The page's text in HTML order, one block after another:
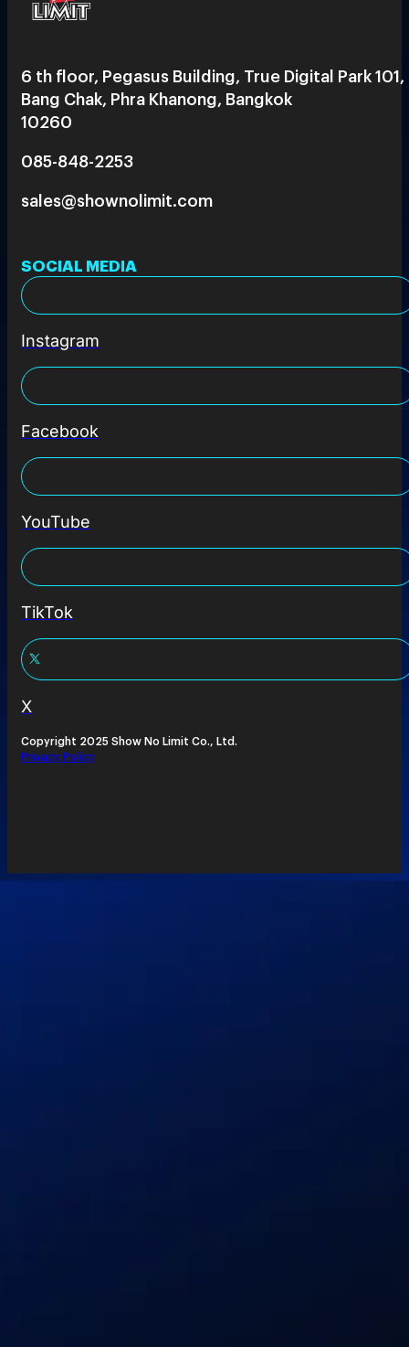
6 th floor, Pegasus Building, True Digital Park 101,
Bang Chak, Phra Khanong, Bangkok
10260
085-848-2253
sales@shownolimit.com
SOCIAL MEDIA
Instagram
Facebook
YouTube
TikTok
X
Copyright 2025 Show No Limit Co., Ltd.
Privacy Policy